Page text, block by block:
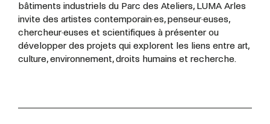
bâtiments industriels du Parc des Ateliers, LUMA Arles
invite des artistes contemporain·es, penseur·euses,
chercheur·euses et scientifiques à présenter ou
développer des projets qui explorent les liens entre art,
culture, environnement, droits humains et recherche.